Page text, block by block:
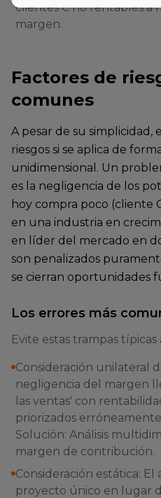
clientes C no rentables a
margen.
Factores de
comunes
A pesar de su simplicidad,
riesgos si se aplica de
unidimensional. Un
es la negligencia de los
hoy compra poco (cliente
en una industria en
en líder del mercado en
son penalizados
se cierran oportunidades
Los errores más
Evite estas trampas típicas
Consideración unilateral
negligencia del margen
las ventas' con
priorizados
Solución: Análisis
margen de contribución.
Consideración estática: El
proyecto único en lugar